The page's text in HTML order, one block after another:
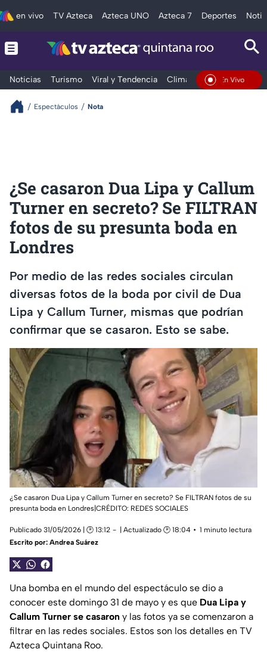
en vivo TV Azteca Azteca UNO Azteca 7 Deportes
Noticias Turismo Viral y Tendencia Clima Tráfico
En Vivo
Espectáculos Nota
¿Se casaron Dua Lipa y Callum
Turner en secreto? Se FILTRAN
fotos de su presunta boda en
Londres
Por medio de las redes sociales circulan
diversas fotos de la boda por civil de Dua
Lipa y Callum Turner, mismas que podrían
confirmar que se casaron. Esto se sabe.
¿Se casaron Dua Lipa y Callum Turner en secreto? Se FILTRAN fotos de su
presunta boda en Londres|CRÉDITO: REDES SOCIALES
Publicado 31/05/2026 | 🕑 13:12 | Actualizado 🕑 18:04
1 minuto lectura
Escrito por: Andrea Suárez
Una bomba en el mundo del espectáculo se dio a
conocer este domingo 31 de mayo y es que Dua Lipa y
Callum Turner se casaron y las fotos ya se comenzaron a
filtrar en las redes sociales. Estos son los detalles en TV
Azteca Quintana Roo.